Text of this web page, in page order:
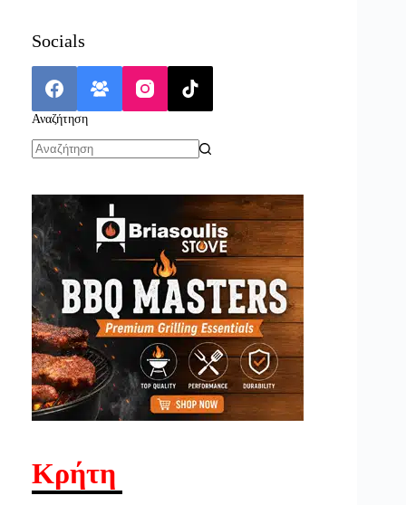
Socials
Αναζήτηση
Κρήτη